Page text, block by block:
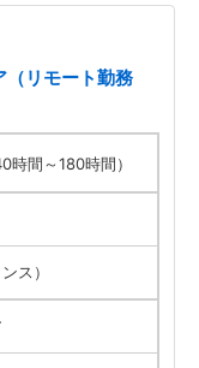
（リモート勤務
時間～180時間）
ス）